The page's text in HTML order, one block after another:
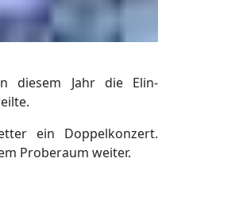
diesem Jahr die Elin-
ein Doppelkonzert.
Proberaum weiter.